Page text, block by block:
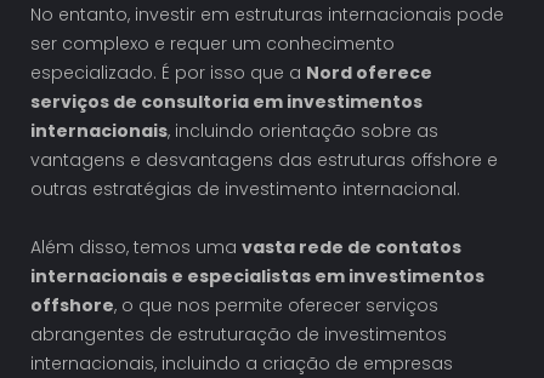
No entanto, investir em estruturas internacionais pode
ser complexo e requer um conhecimento
especializado. É por isso que a Nord oferece
serviços de consultoria em investimentos
internacionais, incluindo orientação sobre as
vantagens e desvantagens das estruturas offshore e
outras estratégias de investimento internacional.
Além disso, temos umavasta rede de contatos
internacionais e especialistas em investimentos
offshore, o que nos permite oferecer serviços
abrangentes de estruturação de investimentos
internacionais, incluindo a criação de empresas